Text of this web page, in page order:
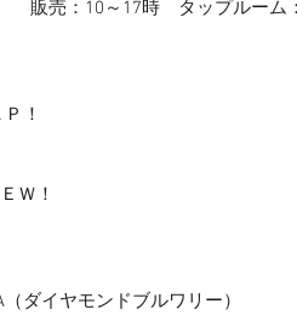
販売：10～17時　タップルー
！
Ｗ！
（ダイヤモンドブルワリー）